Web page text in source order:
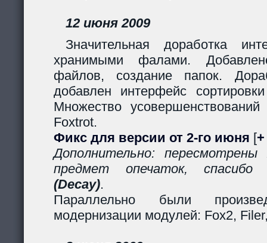
12 июня 2009
Значительная доработка
хранимыми фалами.
файлов, создание папок.
добавлен интерфейс
Множество
Foxtrot.
Фикс для версии от 2-го июня [
Дополнительно:
предмет опечаток,
(Decay).
Параллельно были
модернизации модулей: Fox2,